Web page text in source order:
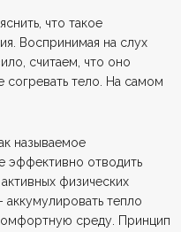
что такое
Воспринимая на слух
считаем, что оно
тело. На самом
называемое
эффективно отводить
физических
аккумулировать тепло
среду. Принцип